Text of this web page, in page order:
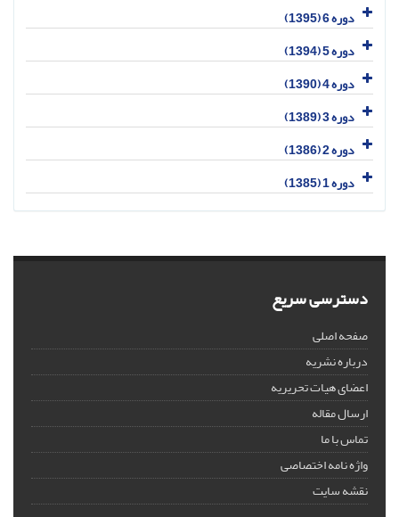
دوره 6 (1395)
دوره 5 (1394)
دوره 4 (1390)
دوره 3 (1389)
دوره 2 (1386)
دوره 1 (1385)
دسترسی سریع
صفحه اصلی
درباره نشریه
اعضای هیات تحریریه
ارسال مقاله
تماس با ما
واژه نامه اختصاصی
نقشه سایت